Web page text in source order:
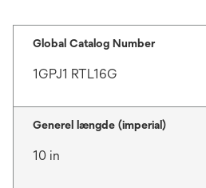
Global Catalog Number
1GPJ1 RTL16G
Generel længde (imperial)
10 in